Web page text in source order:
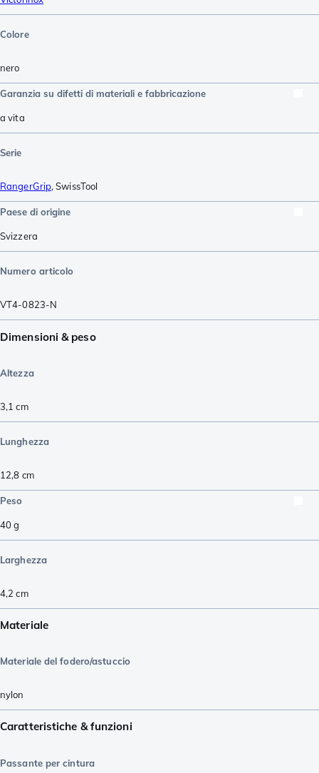
Colore
nero
Garanzia su difetti di materiali e fabbricazione
a vita
Serie
RangerGrip,SwissTool
Paese di origine
Svizzera
Numero articolo
VT4-0823-N
Dimensioni & peso
Altezza
3,1 cm
Lunghezza
12,8 cm
Peso
40g
Larghezza
4,2 cm
Materiale
Materiale del fodero/astuccio
nylon
Caratteristiche & funzioni
Passante per cintura